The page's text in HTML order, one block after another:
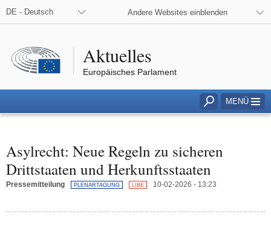
DE - Deutsch Andere Websites einblenden
Aktuelles
Europäisches Parlament
MENÜ
Suchfeld für Eingabe
Asylrecht: Neue Regeln zu sicheren
Drittstaaten und Herkunftsstaaten
Pressemitteilung PLENARTAGUNG LIBE 10-02-2026 - 13:23